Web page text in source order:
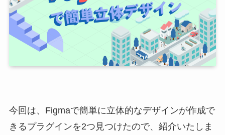
今回は、Figmaで簡単に立体的なデザインが作成で
きるプラグインを2つ見つけたので、紹介いたしま